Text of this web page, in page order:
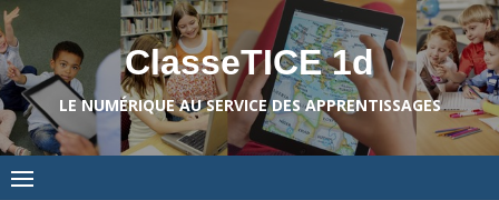
Skip
to
content
ClasseTICE 1d
LE NUMÉRIQUE AU SERVICE DES APPRENTISSAGES